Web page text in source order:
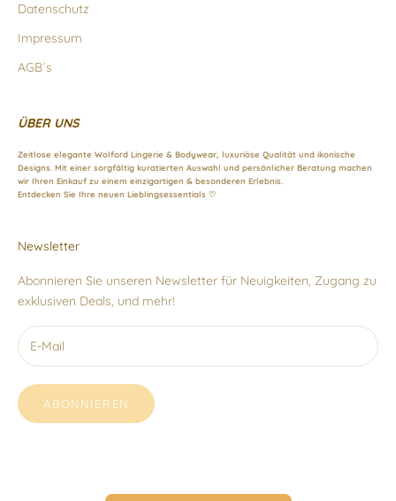
Datenschutz
Impressum
AGB´s
ÜBER UNS
Zeitlose elegante Wolford Lingerie & Bodywear, luxuriöse Qualität und ikonische
Designs. Mit einer sorgfältig kuratierten Auswahl und persönlicher Beratung machen
wir Ihren Einkauf zu einem einzigartigen & besonderen Erlebnis.
Entdecken Sie Ihre neuen Lieblingsessentials ♡
Newsletter
Abonnieren Sie unseren Newsletter für Neuigkeiten, Zugang zu
exklusiven Deals, und mehr!
ABONNIEREN